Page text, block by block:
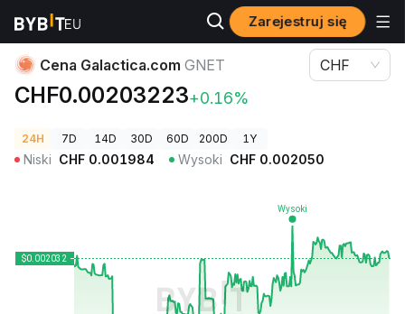
Zarejestruj się
Ceny kryptowalut Cena Galactica.com GNET
Cena Galactica.com GNET
CHF0.00203223+0.16%
CHF
24H 7D 14D 30D 60D 200D 1Y
Niski CHF 0.001984 Wysoki CHF 0.002050